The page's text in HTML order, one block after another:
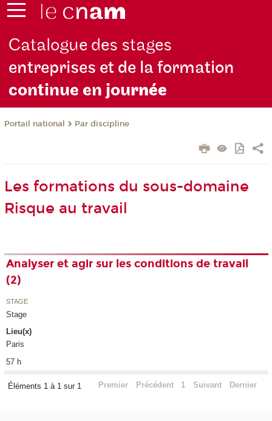
Catalogue des stages
entreprises et de la formation
continue en journée
Portail national Par discipline
Les formations du sous-domaine
Risque au travail
Analyser et agir sur les conditions de travail
(2)
STAGE
Stage
Lieu(x)
Paris
57 h
Éléments 1 à 1 sur 1 Premier Précédent 1 Suivant Dernier